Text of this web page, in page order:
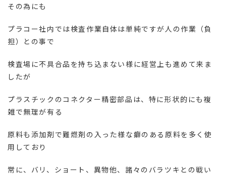
その為にも
プラコー社内では検査作業自体は単純ですが人の作業（負
担）との事で
検査場に不具合品を持ち込まない様に経営上も進めて来ま
したが
プラスチックのコネクター精密部品は、特に形状的にも複
雑で無理が有る
原料も添加剤で難燃剤の入った様な癖のある原料を多く使
用しており
常に、バリ、ショート、異物他、諸々のバラツキとの戦い